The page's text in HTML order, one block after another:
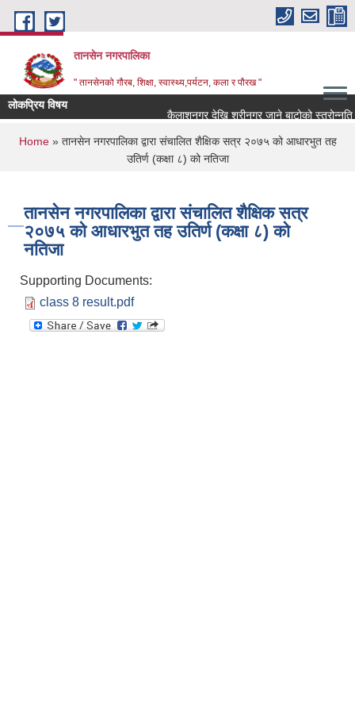
Skip to main content
तानसेन नगरपालिका
" तानसेनको गौरब, शिक्षा, स्वास्थ्य,पर्यटन, कला र पौरख "
लोकप्रिय विषय
You are here
Home» तानसेन नगरपालिका द्वारा संचालित शैक्षिक सत्र २०७५ को आधारभुत तह
उतिर्ण (कक्षा ८) को नतिजा
तानसेन नगरपालिका द्वारा संचालित शैक्षिक सत्र
२०७५ को आधारभुत तह उतिर्ण (कक्षा ८) को
नतिजा
Supporting Documents:
class 8 result.pdf